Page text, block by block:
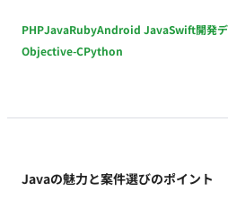
PHPJavaRubyAndroid JavaSwift開発
Objective-CPython
Javaの魅力と案件選びのポイント